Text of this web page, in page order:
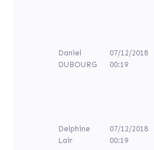
Daniel
DUBOURG
07/12/2018
00:19
Delphine
Lair
07/12/2018
00:19